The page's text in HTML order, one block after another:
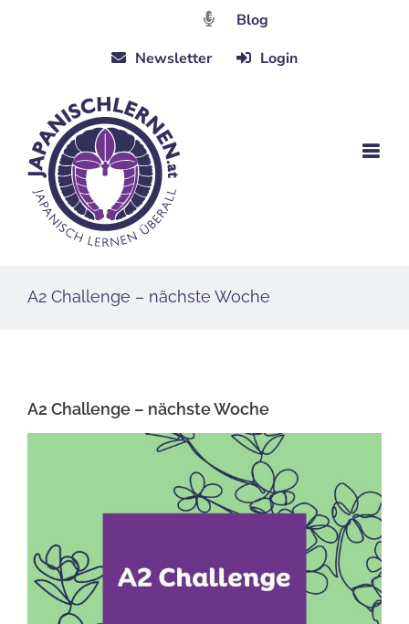
Blog
Newsletter
Login
A2 Challenge – nächste Woche
A2 Challenge – nächste Woche